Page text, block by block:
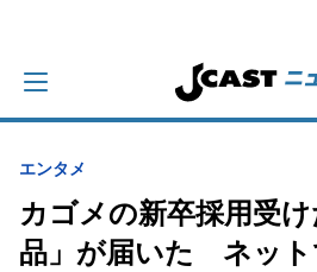
エンタメ
カゴメの新卒採用受
品」が届いた ネット